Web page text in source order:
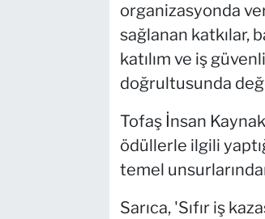
organizasyonda
sağlanan katkılar,
katılım ve iş
doğrultusunda
Tofaş İnsan
ödüllerle ilgili
temel
Sarıca, 'Sıfır iş